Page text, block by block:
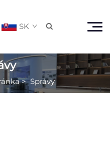
SK 
>Správy